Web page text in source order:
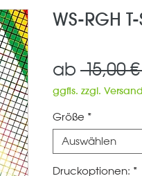
WS-RGH
ab 15,00
ggfls. zzgl. Versand
Größe *
Auswählen
Druckoptionen: *